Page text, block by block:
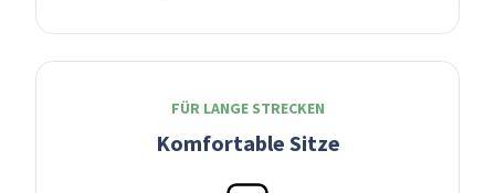
FÜR LANGE STRECKEN
Komfortable Sitze